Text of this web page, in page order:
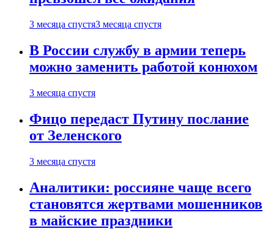
3 месяца спустя3 месяца спустя
В России службу в армии теперь
можно заменить работой конюхом
3 месяца спустя
Фицо передаст Путину послание
от Зеленского
3 месяца спустя
Аналитики: россияне чаще всего
становятся жертвами мошенников
в майские праздники